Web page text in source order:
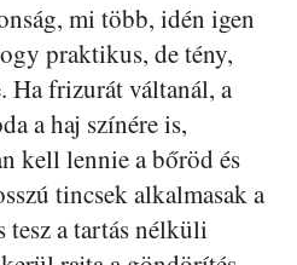
mi több, idén igen
praktikus, de tény,
Ha frizurát váltanál, a
a haj színére is,
kell lennie a bőröd és
tincsek alkalmasak a
tesz a tartás nélküli